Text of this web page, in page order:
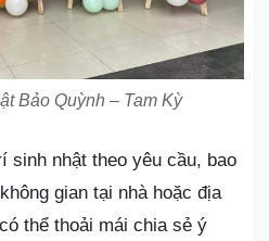
Bảo Quỳnh – Tam Kỳ
sinh nhật theo yêu cầu, bao
gian tại nhà hoặc địa
thể thoải mái chia sẻ ý